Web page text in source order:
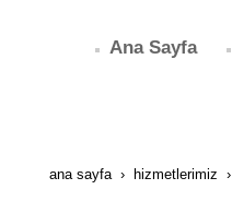
Ana Sayfa
ana sayfa hizmetlerimiz